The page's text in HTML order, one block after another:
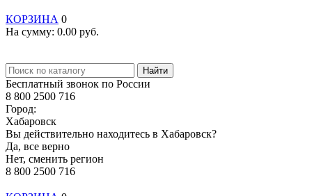
КОРЗИНА 0
На сумму: 0.00 руб.
Найти
Бесплатный звонок по России
8 800 2500 716
Город:
Хабаровск
Вы действительно находитесь в Хабаровск?
Да, все верно
Нет, сменить регион
8 800 2500 716